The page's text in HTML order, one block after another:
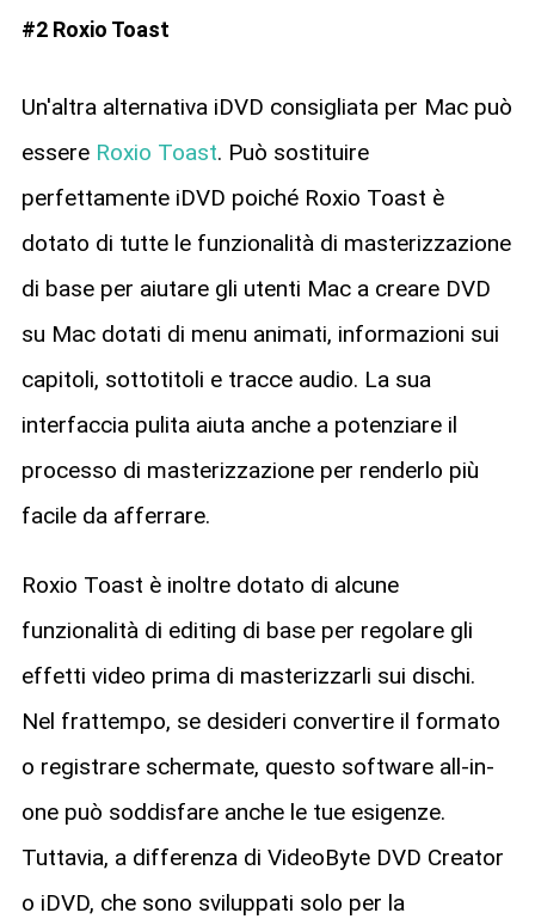
#2 Roxio Toast
Un'altra alternativa iDVD consigliata per Mac può
essere Roxio Toast. Può sostituire
perfettamente iDVD poiché Roxio Toast è
dotato di tutte le funzionalità di masterizzazione
di base per aiutare gli utenti Mac a creare DVD
su Mac dotati di menu animati, informazioni sui
capitoli, sottotitoli e tracce audio. La sua
interfaccia pulita aiuta anche a potenziare il
processo di masterizzazione per renderlo più
facile da afferrare.
Roxio Toast è inoltre dotato di alcune
funzionalità di editing di base per regolare gli
effetti video prima di masterizzarli sui dischi.
Nel frattempo, se desideri convertire il formato
o registrare schermate, questo software all-in-
one può soddisfare anche le tue esigenze.
Tuttavia, a differenza di VideoByte DVD Creator
o iDVD, che sono sviluppati solo per la